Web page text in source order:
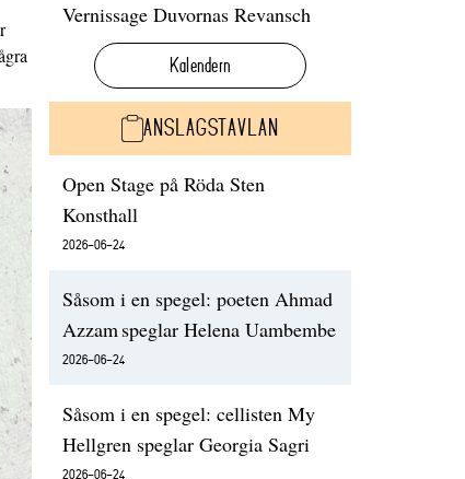
Vernissage Duvornas Revansch
Kalendern
ANSLAGSTAVLAN
Open Stage på Röda Sten
Konsthall
2026-06-24
Såsom i en spegel: poeten Ahmad
Azzam speglar Helena Uambembe
2026-06-24
Såsom i en spegel: cellisten My
Hellgren speglar Georgia Sagri
2026-06-24